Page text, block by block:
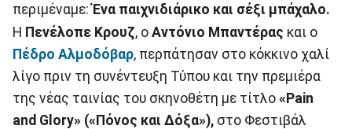
περιμέναμε:Ένα παιχνιδιάρικο και σέξι μπάχαλο.
Η Πενέλοπε Κρουζ, ο Αντόνιο Μπαντέρας και ο
Πέδρο Αλμοδόβαρ, περπάτησαν στο κόκκινο χαλί
λίγο πριν τη συνέντευξη Τύπου και την πρεμιέρα
της νέας ταινίας του σκηνοθέτη με τίτλο «Pain
and Glory» («Πόνος και Δόξα»), στο Φεστιβάλ